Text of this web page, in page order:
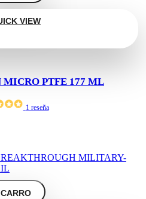
VIEW
MICRO PTFE 177 ML
1 reseña
CARRO